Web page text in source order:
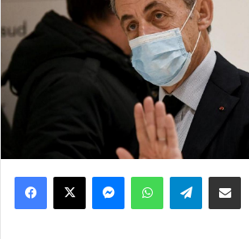
WhatsApp Telegram